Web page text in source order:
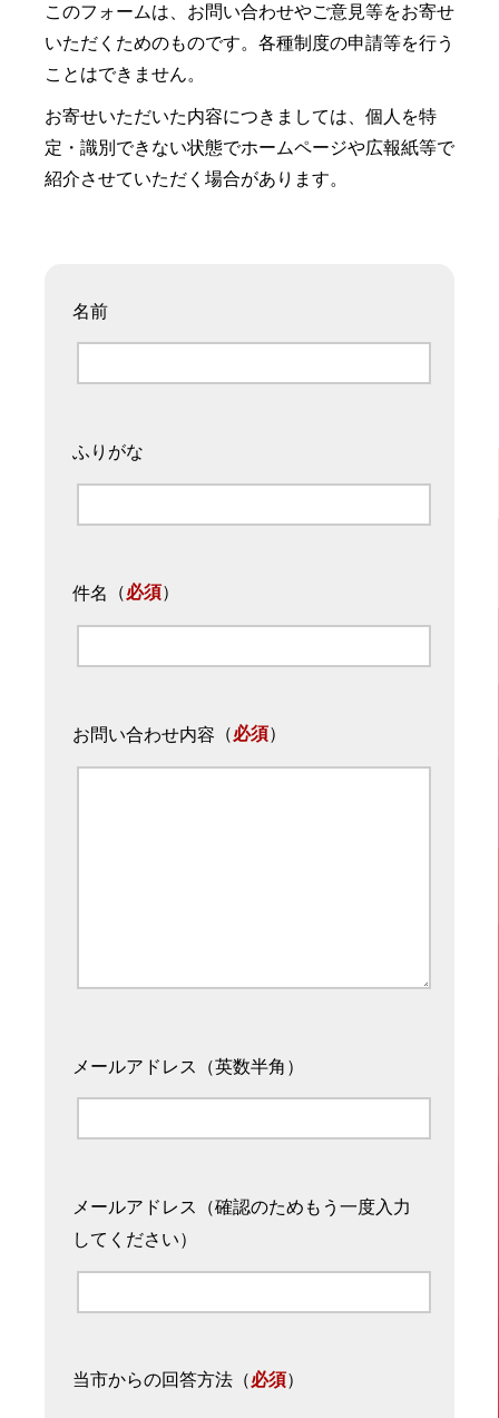
このフォームは、お問い合わせやご意見等をお寄せ
いただくためのものです。各種制度の申請等を行う
ことはできません。
お寄せいただいた内容につきましては、個人を特
定・識別できない状態でホームページや広報紙等で
紹介させていただく場合があります。
名前
ふりがな
件名 （必須）
お問い合わせ内容 （必須）
メールアドレス（英数半角）
メールアドレス（確認のためもう一度入力
してください）
当市からの回答方法 （必須）